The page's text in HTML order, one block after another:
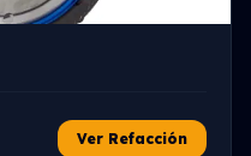
Ver Refacción